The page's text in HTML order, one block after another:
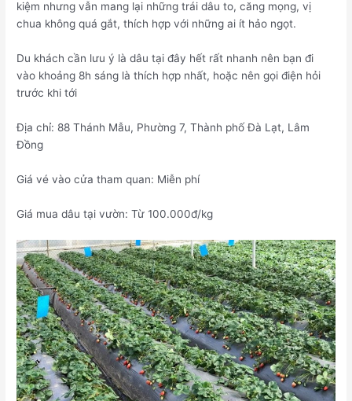
kiệm nhưng vẫn mang lại những trái dâu to, căng mọng, vị
chua không quá gắt, thích hợp với những ai ít hảo ngọt.
Du khách cần lưu ý là dâu tại đây hết rất nhanh nên bạn đi
vào khoảng 8h sáng là thích hợp nhất, hoặc nên gọi điện hỏi
trước khi tới
Địa chỉ: 88 Thánh Mẫu, Phường 7, Thành phố Đà Lạt, Lâm
Đồng
Giá vé vào cửa tham quan: Miễn phí
Giá mua dâu tại vườn: Từ 100.000đ/kg